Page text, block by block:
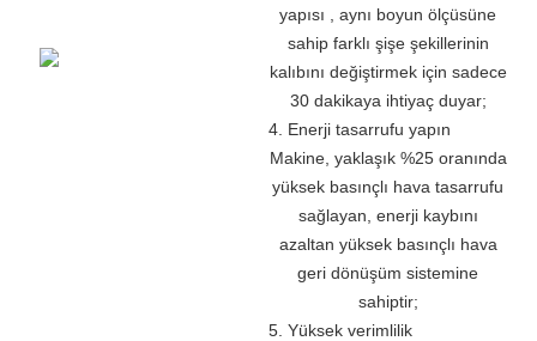
yapısı
aynı boyun ölçüsüne
sahip farklı şişe şekillerinin
kalıbını değiştirmek için sadece
30 dakikaya ihtiyaç duyar;
4. Enerji tasarrufu yapın
Makine, yaklaşık %25 oranında
yüksek basınçlı hava tasarrufu
sağlayan, enerji kaybını
azaltan yüksek basınçlı hava
geri dönüşüm sistemine
sahiptir;
5. Yüksek verimlilik